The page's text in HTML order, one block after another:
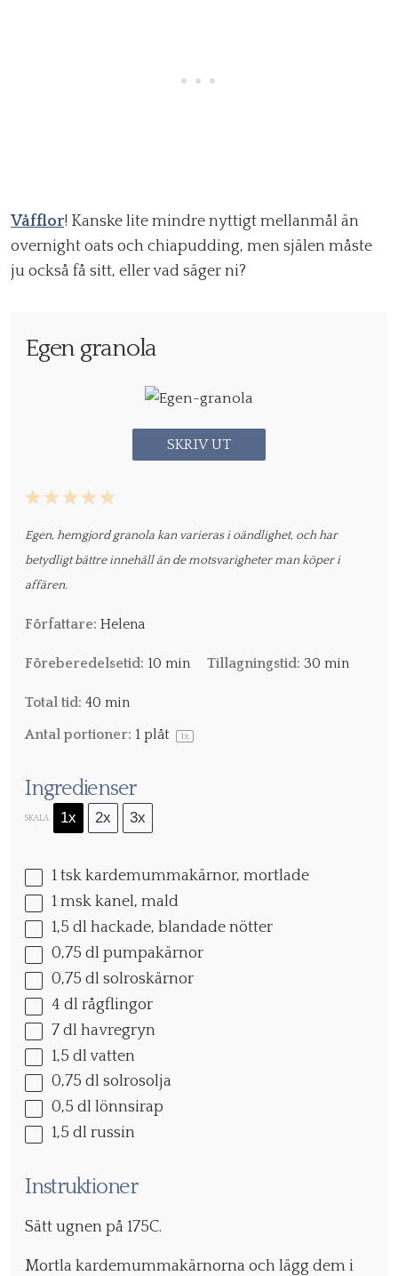
Våfflor! Kanske lite mindre nyttigt mellanmål än
overnight oats och chiapudding, men själen måste
ju också få sitt, eller vad säger ni?
Egen granola
SKRIV UT
5
4
3
2
1
Egen, hemgjord granola kan varieras i oändlighet, och har
betydligt bättre innehåll än de motsvarigheter man köper i
affären.
Författare: Helena
Föreberedelsetid: 10 min Tillagningstid: 30 min
Total tid: 40 min
Antal portioner: 1 plåt 1x
Ingredienser
SKALA 1x 2x 3x
1 tsk kardemummakärnor, mortlade
1 msk kanel, mald
1,5 dl hackade, blandade nötter
0,75 dl pumpakärnor
0,75 dl solroskärnor
4 dl rågflingor
7 dl havregryn
1,5 dl vatten
0,75 dl solrosolja
0,5 dl lönnsirap
1,5 dl russin
Instruktioner
Sätt ugnen på 175C.
Mortla kardemummakärnorna och lägg dem i